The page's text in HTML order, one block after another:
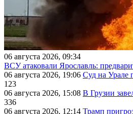
06 августа 2026, 09:34
ВСУ атаковали Ярославль:
06 августа 2026, 19:06 Суд на Урале
123
06 августа 2026, 15:08 В Грузии
336
06 августа 2026, 12:14 Трамп